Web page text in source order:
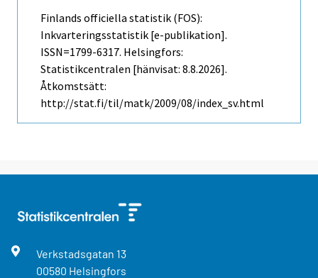
Finlands officiella statistik (FOS):
Inkvarteringsstatistik [e-publikation].
ISSN=1799-6317. Helsingfors:
Statistikcentralen [hänvisat: 8.8.2026].
Åtkomstsätt:
http://stat.fi/til/matk/2009/08/index_sv.html
Verkstadsgatan 13
00580 Helsingfors